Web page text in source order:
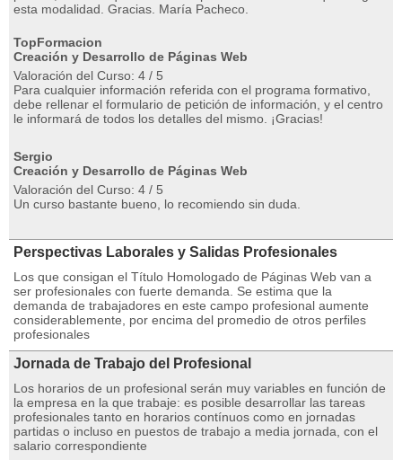
esta modalidad. Gracias. María Pacheco.
TopFormacion
Creación y Desarrollo de Páginas Web
Valoración del Curso: 4 / 5
Para cualquier información referida con el programa formativo,
debe rellenar el formulario de petición de información, y el centro
le informará de todos los detalles del mismo. ¡Gracias!
Sergio
Creación y Desarrollo de Páginas Web
Valoración del Curso: 4 / 5
Un curso bastante bueno, lo recomiendo sin duda.
Perspectivas Laborales y Salidas Profesionales
Los que consigan el Título Homologado de Páginas Web van a
ser profesionales con fuerte demanda. Se estima que la
demanda de trabajadores en este campo profesional aumente
considerablemente, por encima del promedio de otros perfiles
profesionales
Jornada de Trabajo del Profesional
Los horarios de un profesional serán muy variables en función de
la empresa en la que trabaje: es posible desarrollar las tareas
profesionales tanto en horarios contínuos como en jornadas
partidas o incluso en puestos de trabajo a media jornada, con el
salario correspondiente